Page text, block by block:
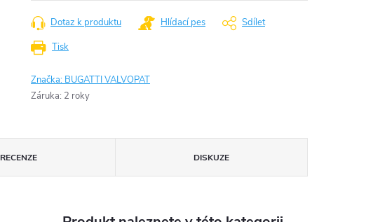
Tisk
Dotaz k produktu Hlídací pes Sdílet
Značka: BUGATTI VALVOPAT
Záruka: 2 roky
RECENZE DISKUZE